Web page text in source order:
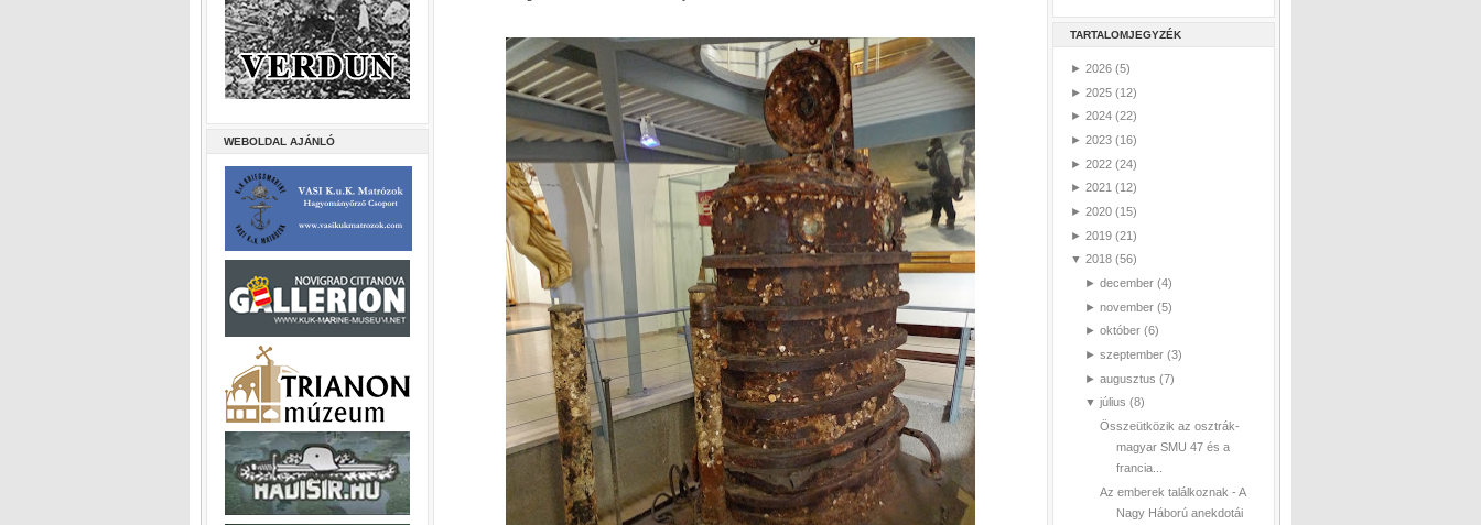
WEBOLDAL AJÁNLÓ
TARTALOMJEGYZÉK
► 2026 (5)
► 2025 (12)
► 2024 (22)
► 2023 (16)
► 2022 (24)
► 2021 (12)
► 2020 (15)
► 2019 (21)
▼ 2018 (56)
► december (4)
► november (5)
► október (6)
► szeptember (3)
► augusztus (7)
▼ július (8)
Összeütközik az osztrák-
magyar SMU 47 és a
francia...
Az emberek találkoznak - A
Nagy Háború anekdotái